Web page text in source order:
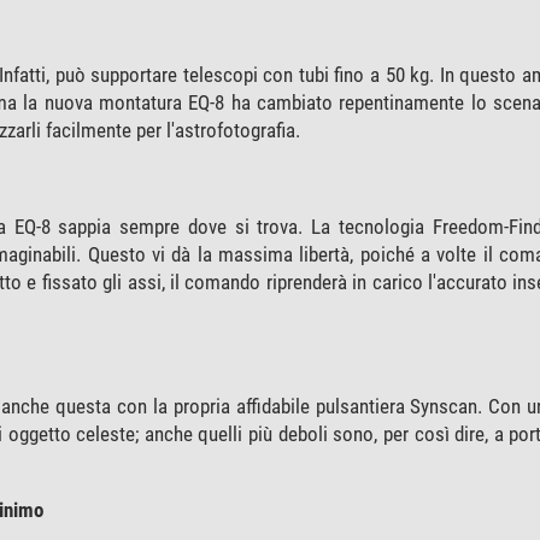
può supportare telescopi con tubi fino a 50 kg. In questo
nuova montatura EQ-8 ha cambiato repentinamente lo
facilmente per l'astrofotografia.
8 sappia sempre dove si trova. La tecnologia Freedom-
Questo vi dà la massima libertà, poiché a volte il
e fissato gli assi, il comando riprenderà in carico l'accurato
questa con la propria affidabile pulsantiera Synscan. Con
celeste; anche quelli più deboli sono, per così dire, a